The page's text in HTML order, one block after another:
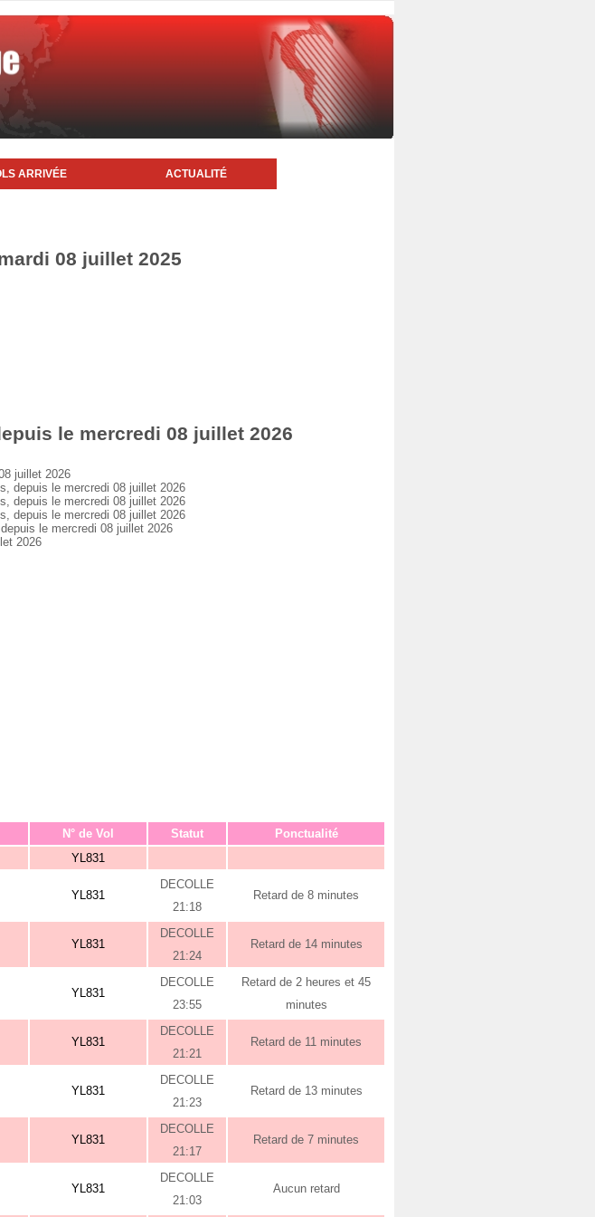
ARRIVÉE ACTUALITÉ
08 juillet 2025
le mercredi 08 juillet 2026
juillet 2026
depuis le mercredi 08 juillet 2026
depuis le mercredi 08 juillet 2026
depuis le mercredi 08 juillet 2026
le mercredi 08 juillet 2026
2026
N° de Vol Statut
Ponctualité
YL831
YL831
DECOLLE
21:18
Retard de 8 minutes
YL831
DECOLLE
21:24
Retard de 14 minutes
YL831
DECOLLE
23:55
Retard de 2 heures et 45
minutes
YL831
DECOLLE
21:21
Retard de 11 minutes
YL831
DECOLLE
21:23
Retard de 13 minutes
YL831
DECOLLE
21:17
Retard de 7 minutes
YL831
DECOLLE
21:03
Aucun retard